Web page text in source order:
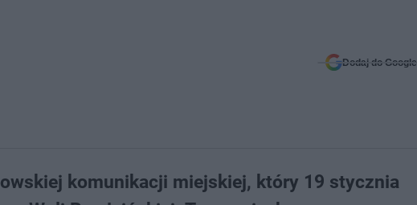
Dodaj do Google
komunikacji miejskiej, który 19 stycznia